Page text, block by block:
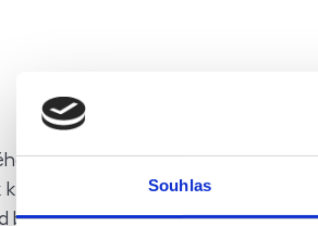
Souhlas
pobytu v nájemním bytěnení
k trvalému pobytu. V případě, že
by nájemník neměl nájemní